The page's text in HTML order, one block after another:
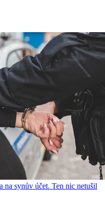
na synův účet. Ten nic netušil